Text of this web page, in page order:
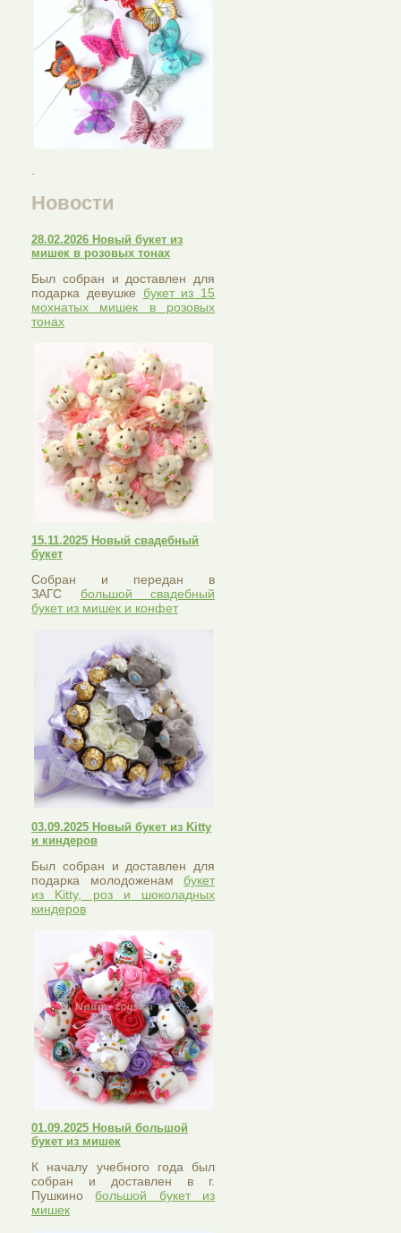
Новости
28.02.2026 Новый букет из
мишек в розовых тонах
Был собран и доставлен для
подарка девушке букет из 15
мохнатых мишек в розовых
тонах
15.11.2025 Новый свадебный
букет
Собран и передан в
ЗАГС большой свадебный
букет из мишек и конфет
03.09.2025 Новый букет из Kitty
и киндеров
Был собран и доставлен для
подарка молодоженам букет
из Kitty, роз и шоколадных
киндеров
01.09.2025 Новый большой
букет из мишек
К началу учебного года был
собран и доставлен в г.
Пушкинобольшой букет из
мишек